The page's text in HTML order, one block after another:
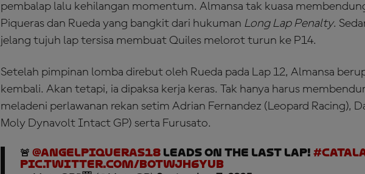
pembalap lalu kehilangan momentum. Almansa tak kuasa
Piqueras dan Rueda yang bangkit dari hukuman Long Lap Penalty.
jelang tujuh lap tersisa membuat Quiles melorot turun ke P14.
Setelah pimpinan lomba direbut oleh Rueda pada Lap 12, Almansa
kembali. Akan tetapi, ia dipaksa kerja keras. Tak hanya harus
meladeni perlawanan rekan setim Adrian Fernandez (Leopard Racing),
Moly Dynavolt Intact GP) serta Furusato.
🚨 @AngelPiqueras18 LEADS on the last lap!
pic.twitter.com/BotwJh6Yub